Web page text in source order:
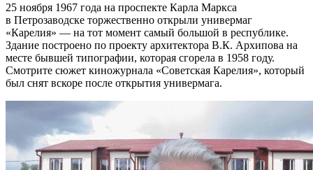
25 ноября 1967 года на проспекте Карла Маркса
в Петрозаводске торжественно открыли универмаг
«Карелия» — на тот момент самый большой в республике.
Здание построено по проекту архитектора В.К. Архипова на
месте бывшей типографии, которая сгорела в 1958 году.
Смотрите сюжет киножурнала «Советская Карелия», который
был снят вскоре после открытия универмага.